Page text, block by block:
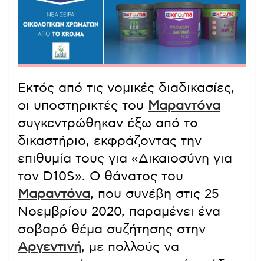
Εκτός από τις νομικές διαδικασίες,
οι υποστηρικτές του Μαραντόνα
συγκεντρώθηκαν έξω από το
δικαστήριο, εκφράζοντας την
επιθυμία τους για «Δικαιοσύνη για
τον D10S». Ο θάνατος του
Μαραντόνα, που συνέβη στις 25
Νοεμβρίου 2020, παραμένει ένα
σοβαρό θέμα συζήτησης στην
Αργεντινή, με πολλούς να